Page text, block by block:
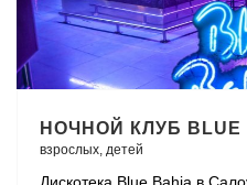
НОЧНОЙ КЛУБ BLUE
взрослых, детей